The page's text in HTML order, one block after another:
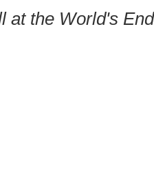
at the World's End